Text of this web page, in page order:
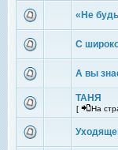
«Не
С
А вы
ТАНЯ
[ На